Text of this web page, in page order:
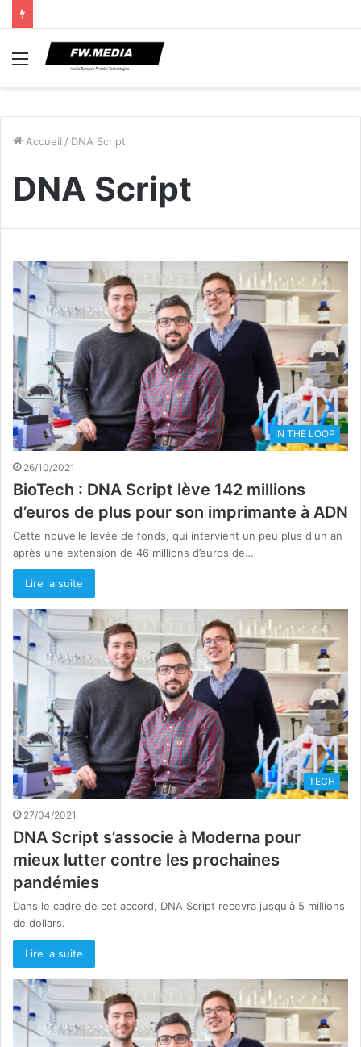
Menu
Accueil / DNA Script
DNA Script
IN THE LOOP
26/10/2021
BioTech : DNA Script lève 142 millions
d’euros de plus pour son imprimante à ADN
Cette nouvelle levée de fonds, qui intervient un peu plus d'un an
après une extension de 46 millions d’euros de…
Lire la suite
TECH
27/04/2021
DNA Script s’associe à Moderna pour
mieux lutter contre les prochaines
pandémies
Dans le cadre de cet accord, DNA Script recevra jusqu'à 5 millions
de dollars.
Lire la suite